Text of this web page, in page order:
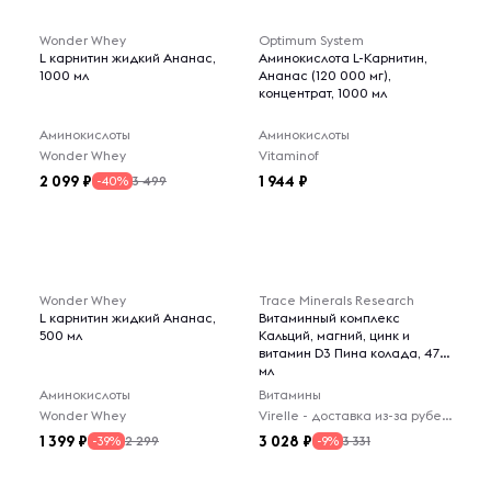
Wonder Whey
L карнитин жидкий Ананас,
1000 мл
Аминокислоты
Wonder Whey
2 099 -40% 3 499
Optimum System
Аминокислота L-Карнитин,
Ананас (120 000 мг),
концентрат, 1000 мл
Аминокислоты
Vitaminof
1 944
Wonder Whey
L карнитин жидкий Ананас,
500 мл
Аминокислоты
Wonder Whey
1 399 -39% 2 299
Trace Minerals Research
Витаминный комплекс
Кальций, магний, цинк и
витамин D3 Пина колада, 473
мл
Витамины
Virelle - доставка из-за рубежа
3 028 -9% 3 331